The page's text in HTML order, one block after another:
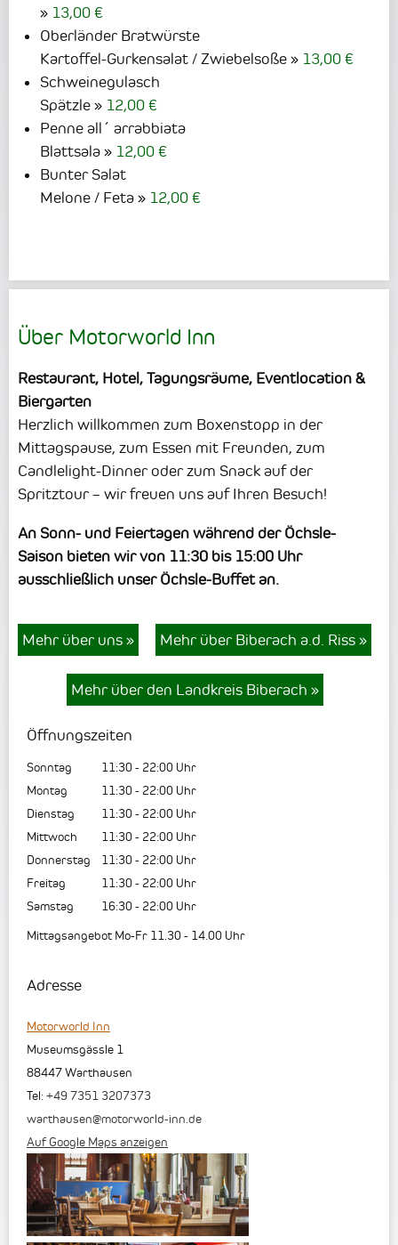
13,00 €
Oberländer Bratwürste
Kartoffel-Gurkensalat / Zwiebelsoße
13,00 €
Schweinegulasch
Spätzle
12,00 €
Penne all´ arrabbiata
Blattsala
12,00 €
Bunter Salat
Melone / Feta
12,00 €
Über Motorworld Inn
Restaurant, Hotel, Tagungsräume, Eventlocation &
Biergarten
Herzlich willkommen zum Boxenstopp in der
Mittagspause, zum Essen mit Freunden, zum
Candlelight-Dinner oder zum Snack auf der
Spritztour – wir freuen uns auf Ihren Besuch!
An Sonn- und Feiertagen während der Öchsle-
Saison bieten wir von 11:30 bis 15:00 Uhr
ausschließlich unser Öchsle-Buffet an.
Mehr über uns » Mehr über Biberach a.d. Riss»
Mehr über den Landkreis Biberach »
Öffnungszeiten
Sonntag 11:30- 22:00 Uhr
Montag
11:30- 22:00 Uhr
Dienstag
11:30- 22:00 Uhr
Mittwoch
11:30- 22:00 Uhr
Donnerstag
11:30- 22:00 Uhr
Freitag
11:30- 22:00 Uhr
Samstag
16:30- 22:00 Uhr
Mittagsangebot Mo-Fr 11.30 - 14.00 Uhr
Adresse
Motorworld Inn
Museumsgässle 1
88447Warthausen
Tel: +49 7351 3207373
warthausen@motorworld-inn.de
Auf Google Maps anzeigen